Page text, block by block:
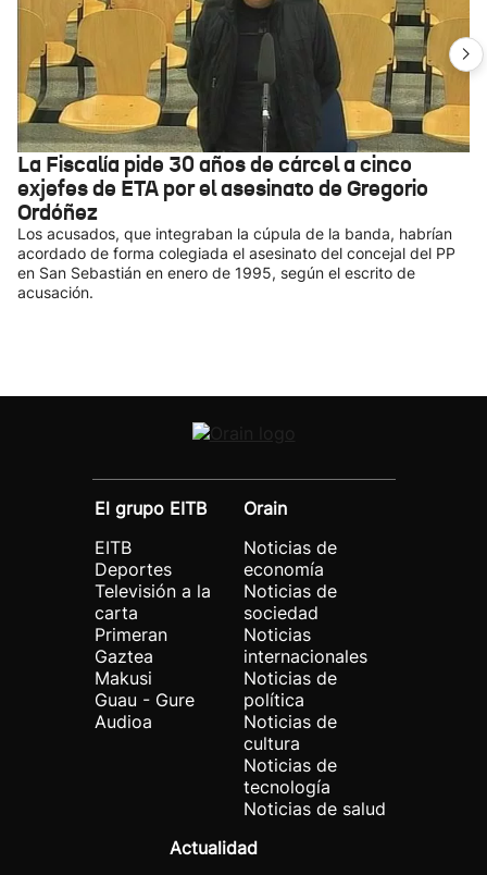
La Fiscalía pide 30 años de cárcel a cinco
exjefes de ETA por el asesinato de Gregorio
Ordóñez
Los acusados, que integraban la cúpula de la banda, habrían
acordado de forma colegiada el asesinato del concejal del PP
en San Sebastián en enero de 1995, según el escrito de
acusación.
El grupo EITB
EITB
Deportes
Televisión a la
carta
Primeran
Gaztea
Makusi
Guau - Gure
Audioa
Orain
Noticias de
economía
Noticias de
sociedad
Noticias
internacionales
Noticias de
política
Noticias de
cultura
Noticias de
tecnología
Noticias de salud
Actualidad